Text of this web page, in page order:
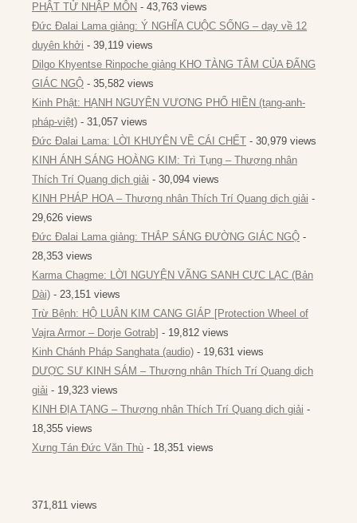
PHẬT TỬ NHẬP MÔN - 43,763 views
Đức Đalai Lama giảng: Ý NGHĨA CUỘC SỐNG – dạy về 12
duyên khởi - 39,119 views
Dilgo Khyentse Rinpoche giảng KHO TÀNG TÂM CỦA ĐẤNG
GIÁC NGỘ - 35,582 views
Kinh Phật: HẠNH NGUYỆN VƯƠNG PHỔ HIỀN (tạng-anh-
pháp-việt) - 31,057 views
Đức Đalai Lama: LỜI KHUYÊN VỀ CÁI CHẾT - 30,979 views
KINH ÁNH SÁNG HOÀNG KIM: Trì Tụng – Thượng nhân
Thích Trí Quang dịch giải - 30,094 views
KINH PHÁP HOA – Thượng nhân Thích Trí Quang dịch giải -
29,626 views
Đức Đalai Lama giảng: THẮP SÁNG ĐƯỜNG GIÁC NGỘ -
28,353 views
Karma Chagme: LỜI NGUYỆN VÃNG SANH CỰC LẠC (Bản
Dài) - 23,151 views
Trừ Bệnh: HỘ LUÂN KIM CANG GIÁP [Protection Wheel of
Vajra Armor – Dorje Gotrab] - 19,812 views
Kinh Chánh Pháp Sanghata (audio) - 19,631 views
DƯỢC SƯ KINH SÁM – Thượng nhân Thích Trí Quang dịch
giải - 19,323 views
KINH ĐỊA TẠNG – Thượng nhân Thích Trí Quang dịch giải -
18,355 views
Xưng Tán Đức Văn Thù - 18,351 views
371,811 views